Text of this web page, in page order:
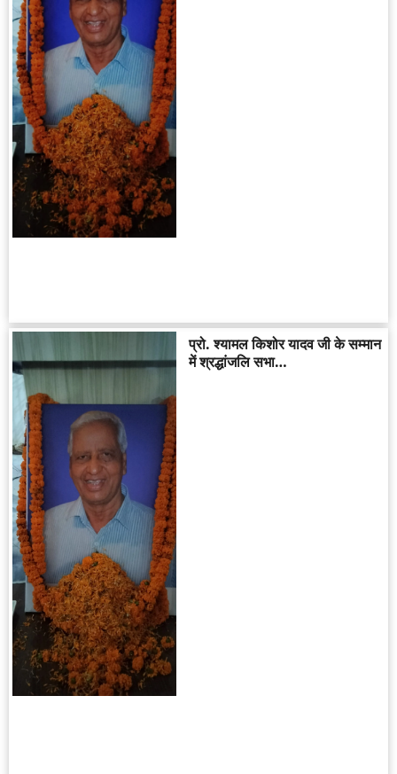
प्रो. श्यामल किशोर यादव जी के सम्मान
में श्रद्धांजलि सभा…